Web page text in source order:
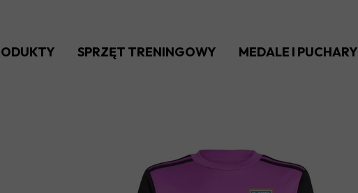
SPRZĘT TRENINGOWY MEDALE I PUCHARY